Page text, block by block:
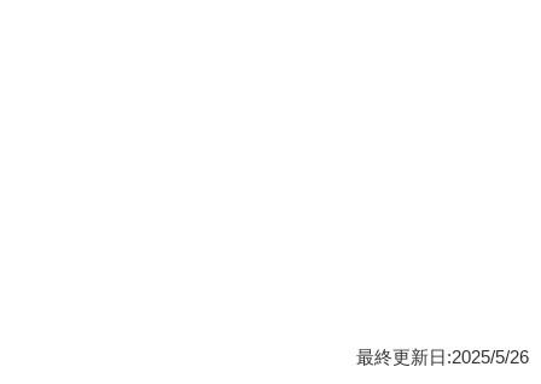
最終更新日:2025/5/26